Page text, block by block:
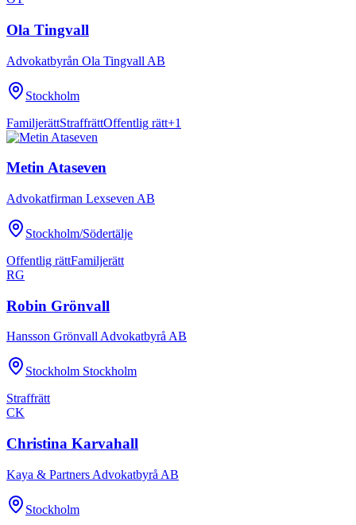
Ola Tingvall
Advokatbyrån Ola Tingvall AB
Stockholm
FamiljerättStraffrättOffentlig rätt+1
Metin Ataseven
Advokatfirman Lexseven AB
Stockholm/Södertälje
Offentlig rättFamiljerätt
RG
Robin Grönvall
Hansson Grönvall Advokatbyrå AB
Stockholm Stockholm
Straffrätt
CK
Christina Karvahall
Kaya & Partners Advokatbyrå AB
Stockholm